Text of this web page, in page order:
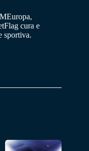
cura e
sportiva.